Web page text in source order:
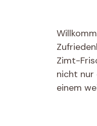
Zimt-
nicht nur
einem